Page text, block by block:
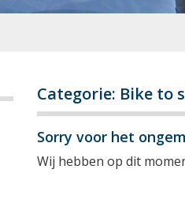
Categorie: Bike to
Sorry voor het
Wij hebben op dit